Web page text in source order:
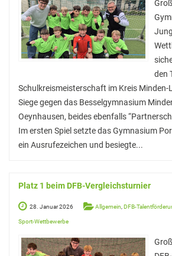
Mitwirkung am Schulleben
Schulkonferenz
Kopf hoch! – Beratung für Eltern
Lehrer*innen
Lehrkräfte
Sekretariat
Unterrichtszeiten
Kooperationen
IT & Print
Musikschule
den
Schulkreismeisterschaft im Kreis Minden-
Siege gegen das Besselgymnasium
Oeynhausen, beides ebenfalls
Im ersten Spiel setzte das Gymnasium
ein Ausrufezeichen und besiegte...
Platz 1 beim DFB-Vergleichsturnier
28. Januar 2026 Allgemein DFB-
Sport-Wettbewerbe